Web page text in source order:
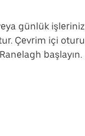
günlük
Çevrim içi
başlayın.